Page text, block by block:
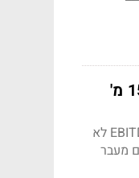
(Governor of Poker 3); העסקה צפויה להסתיים עד סוף הרבעון הנוכחי ותתרום לפלייטיקה EBITDA לא
נוספים מעבר